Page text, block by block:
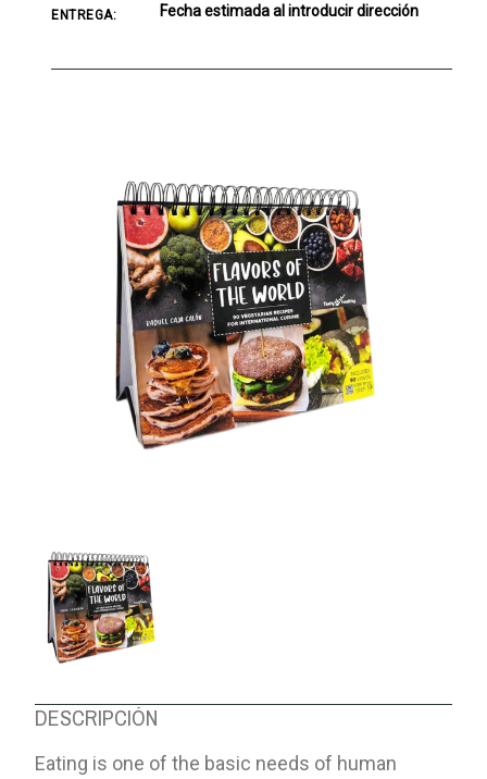
DESCRIPCIÓN
Eating is one of the basic needs of human
ENTREGA: Fecha estimada al introducir dirección